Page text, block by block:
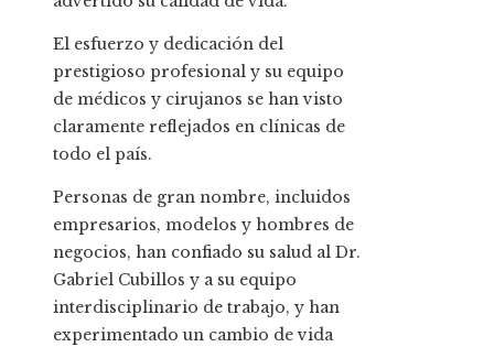
El esfuerzo y dedicación del
prestigioso profesional y su equipo
de médicos y cirujanos se han visto
claramente reflejados en clínicas de
todo el país.
Personas de gran nombre, incluidos
empresarios, modelos y hombres de
negocios, han confiado su salud al Dr.
Gabriel Cubillos y a su equipo
interdisciplinario de trabajo, y han
experimentado un cambio de vida